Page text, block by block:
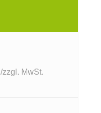
/zzgl. MwSt.